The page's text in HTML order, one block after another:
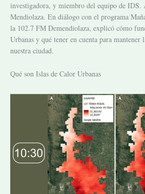
investigadora, y miembro del equipo de IDS.
Mendiolaza. En diálogo con el programa
la 102.7 FM Demendiolaza, explicó cómo
Urbanas y qué tener en cuenta para mantener
nuestra ciudad.
Qué son Islas de Calor Urbanas